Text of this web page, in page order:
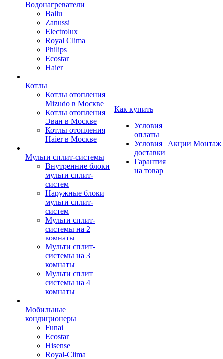
Водонагреватели
Ballu
Zanussi
Electrolux
Royal Clima
Philips
Ecostar
Haier
Котлы
Котлы отопления
Mizudo в Москве
Котлы отопления
Эван в Москве
Котлы отопления
Haier в Москве
Мульти сплит-системы
Внутренние блоки
мульти сплит-
систем
Наружные блоки
мульти сплит-
систем
Мульти сплит-
системы на 2
комнаты
Мульти сплит-
системы на 3
комнаты
Мульти сплит
системы на 4
комнаты
Мобильные
кондиционеры
Funai
Ecostar
Hisense
Royal-Clima
Как купить
Условия
оплаты
Условия
доставки
Гарантия
на товар
Акции Монтаж